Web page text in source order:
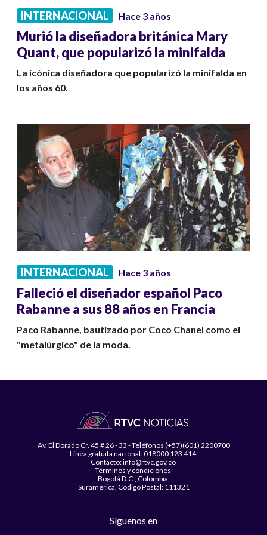
INTERNACIONAL Hace 3 años
Murió la diseñadora británica Mary
Quant, que popularizó la minifalda
La icónica diseñadora que popularizó la minifalda en
los años 60.
INTERNACIONAL Hace 3 años
Falleció el diseñador español Paco
Rabanne a sus 88 años en Francia
Paco Rabanne, bautizado por Coco Chanel como el
"metalúrgico" de la moda.
Av. El Dorado Cr. 45 # 26 - 33 - Teléfonos (+57)(601) 2200700
Línea gratuita nacional: 018000 123 414
Contacto: info@rtvc.gov.co
Términos y condiciones
Bogotá D.C., Colombia
Suramérica, Código Postal: 111321
Síguenos en